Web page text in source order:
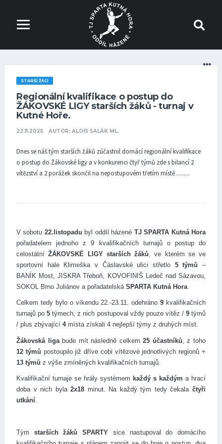
STARŠÍ ŽÁCI
Regionální kvalifikace o postup do
ŽÁKOVSKÉ LIGY starších žáků - turnaj v
Kutné Hoře.
22.11.2025 AUTOR: ALOIS SALÁK ML.
Dnes se náš tým starších žáků zúčastnil domácí regionální kvalifikace
o postup do Žákovské ligy a v konkurenci čtyř týmů zde s bilancí 2
vítězství a 2 porážek skončil na nepostupovém třetím místě .........
V sobotu 22.listopadu byl oddíl házené TJ SPARTA Kutná Hora
pořadatelem jednoho z 9 kvalifikačních turnajů o postup do
celostátníŽÁKOVSKÉ LIGY starších žáků , ve kterém se ve
sportovní hale Klimeška v Čáslavské ulici střetlo 5 týmů –
BANÍK Most, JISKRA Třeboň, KOVOFINIŠ Ledeč nad Sázavou,
SOKOL Brno Juliánov a pořadatelská SPARTA Kutná Hora
Celkem tedy bylo o víkendu 22.-23.11. odehráno9 kvalifikačních
turnajů po5 týmech, z nich postupoval vždy pouze vítěz / 9týmů
/ plus zbývající 4 místa získali 4 nejlepší týmy z druhých míst.
Žákovská ligabude mít následně celkem25 účastníků , z toho
12 týmů postoupilo již dříve cobi vítězové jednotlivých regionů +
13 týmů z výše zmíněných kvalifikačních turnajů.
Kvalifikační turnaje se hrály systémem každý s každým a hrací
doba v nich byla2x18 minut. Na každý tým tedy čekalačtyři
utkání.
Tým starších žáků SPARTY sice nastupoval do domácího